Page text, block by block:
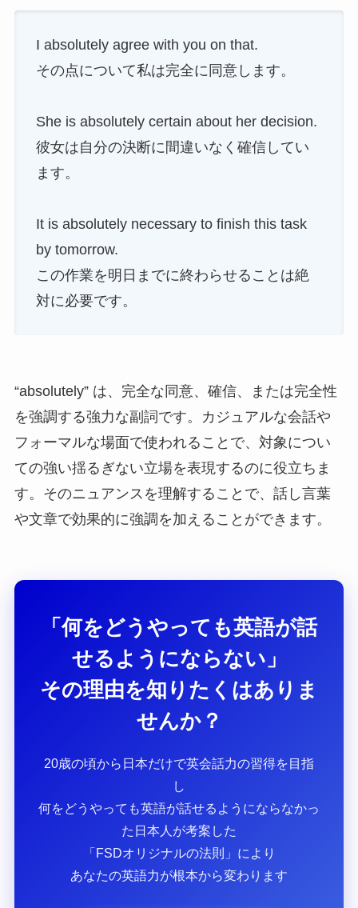
I absolutely agree with you on that.
その点について私は完全に同意します。
She is absolutely certain about her decision.
彼女は自分の決断に間違いなく確信してい
ます。
It is absolutely necessary to finish this task
by tomorrow.
この作業を明日までに終わらせることは絶
対に必要です。
“absolutely” は、完全な同意、確信、または完全性
を強調する強力な副詞です。カジュアルな会話や
フォーマルな場面で使われることで、対象につい
ての強い揺るぎない立場を表現するのに役立ちま
す。そのニュアンスを理解することで、話し言葉
や文章で効果的に強調を加えることができます。
「何をどうやっても英語が話
せるようにならない」
その理由を知りたくはありま
せんか？
20歳の頃から日本だけで英会話力の習得を目指
し
何をどうやっても英語が話せるようにならなかっ
た日本人が考案した
「FSDオリジナルの法則」により
あなたの英語力が根本から変わります